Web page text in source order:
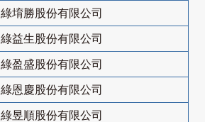
綠堉勝股份有限公司
綠益生股份有限公司
綠盈盛股份有限公司
綠恩慶股份有限公司
綠昱順股份有限公司